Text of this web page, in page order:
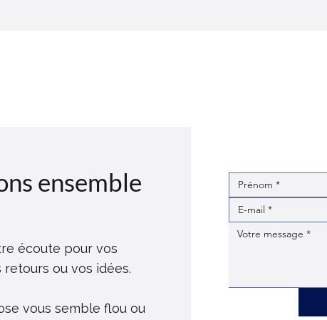
ensemble
écoute pour vos
retours ou vos idées.
vous semble flou ou